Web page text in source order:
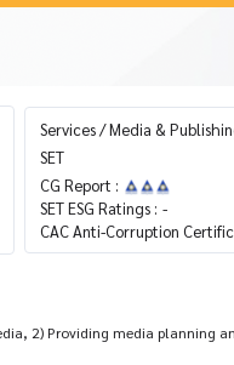
Services / Media &
SET
CG Report :
SET ESG Ratings : -
CAC Anti-Corruption
2) Providing media planning